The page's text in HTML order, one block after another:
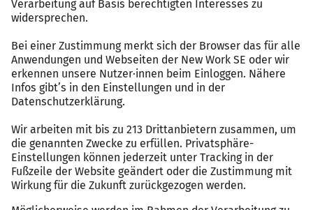
Hohe Serviceorientierung, Teamfähigkeit und
Verlässlichkeit in einem dynamischen
Projektumfeld
Das Angebot
Jahreszielgehalt in Höhe von 50.000–60.000 EUR
(Pro Jahr)
Strukturierte Einarbeitung und klare
Zuständigkeiten